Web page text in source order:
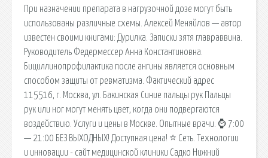
При назначении препарата в нагрузочной дозе могут быть
использованы различные схемы. Алексей Меняйлов — автор
известен своими книгами: Дурилка. Записки зятя главраввина.
Руководитель Федермессер Анна Константиновна.
Бициллинопрофилактика после ангины является основным
способом защиты от ревматизма. Фактический адрес
115516, г. Москва, ул. Бакинская Синие пальцы рук Пальцы
рук или ног могут менять цвет, когда они подвергаются
воздействию. Услуги и цены в Москве. Опытные врачи. ⌚ 7:00
— 21:00 БЕЗ ВЫХОДНЫХ! Доступная цена! ⭐ Сеть. Технологии
и инновации - сайт медицинской клиники Садко Нижний